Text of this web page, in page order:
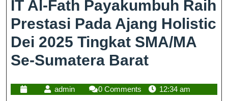
IT Al-Fath Payakumbuh Raih
Prestasi Pada Ajang Holistic
Dei 2025 Tingkat SMA/MA
Se-Sumatera Barat
admin 0 Comments 12:34 am